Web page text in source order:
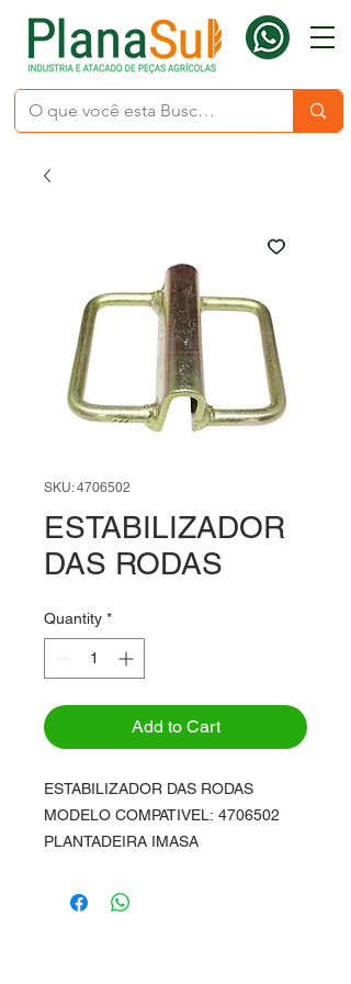
SKU: 4706502
ESTABILIZADOR
DAS RODAS
Quantity *
Add to Cart
ESTABILIZADOR DAS RODAS
MODELO COMPATIVEL: 4706502
PLANTADEIRA IMASA